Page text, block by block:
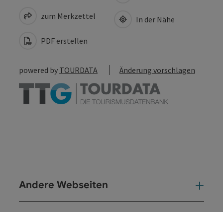
zum Merkzettel
PDF erstellen
In der Nähe
powered by TOURDATA Änderung vorschlagen
Andere Webseiten